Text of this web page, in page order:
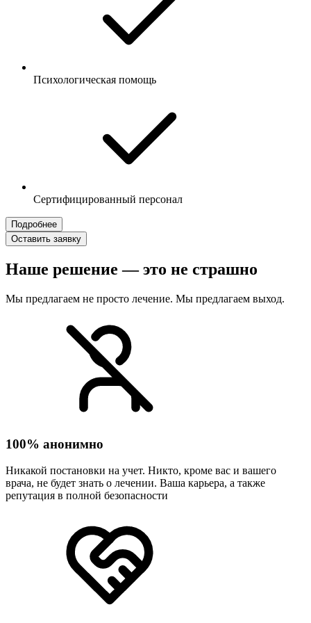
Психологическая помощь
Сертифицированный персонал
Подробнее
Оставить заявку
Наше решение — это не страшно
Мы предлагаем не просто лечение. Мы предлагаем выход.
100% анонимно
Никакой постановки на учет. Никто, кроме вас и вашего
врача, не будет знать о лечении. Ваша карьера, а также
репутация в полной безопасности